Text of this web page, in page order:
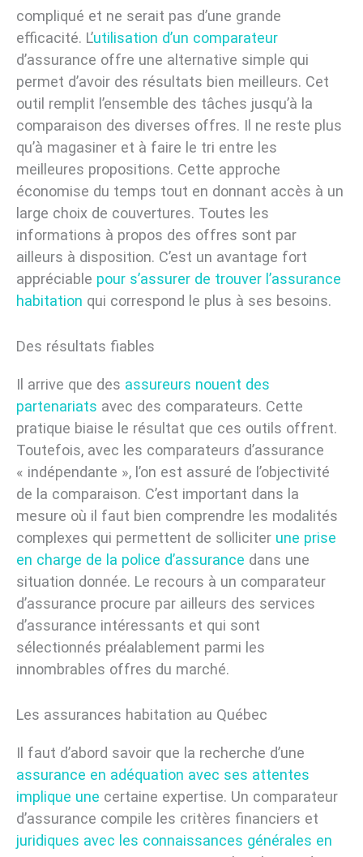
compliqué et ne serait pas d’une grande
efficacité. L’utilisation d’un comparateur
d’assurance offre une alternative simple qui
permet d’avoir des résultats bien meilleurs. Cet
outil remplit l’ensemble des tâches jusqu’à la
comparaison des diverses offres. Il ne reste plus
qu’à magasiner et à faire le tri entre les
meilleures propositions. Cette approche
économise du temps tout en donnant accès à un
large choix de couvertures. Toutes les
informations à propos des offres sont par
ailleurs à disposition. C’est un avantage fort
appréciable pour s’assurer de trouver l’assurance
habitation qui correspond le plus à ses besoins.
Des résultats fiables
Il arrive que des assureurs nouent des
partenariats avec des comparateurs. Cette
pratique biaise le résultat que ces outils offrent.
Toutefois, avec les comparateurs d’assurance
« indépendante », l’on est assuré de l’objectivité
de la comparaison. C’est important dans la
mesure où il faut bien comprendre les modalités
complexes qui permettent de solliciter une prise
en charge de la police d’assurance dans une
situation donnée. Le recours à un comparateur
d’assurance procure par ailleurs des services
d’assurance intéressants et qui sont
sélectionnés préalablement parmi les
innombrables offres du marché.
Les assurances habitation au Québec
Il faut d’abord savoir que la recherche d’une
assurance en adéquation avec ses attentes
implique une certaine expertise. Un comparateur
d’assurance compile les critères financiers et
juridiques avec les connaissances générales en